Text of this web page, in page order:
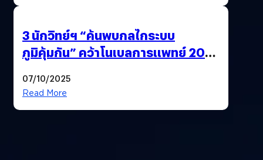
3 นักวิทย์ฯ “ค้นพบกลไกระบบ
ภูมิคุ้มกัน” คว้าโนเบลการแพทย์ 2025
และมะเร็ง
07/10/2025
Read More